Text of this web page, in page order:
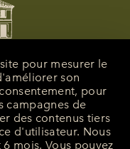
pour mesurer le
son
pour
campagnes de
des contenus tiers
d'utilisateur. Nous
mois. Vous pouvez